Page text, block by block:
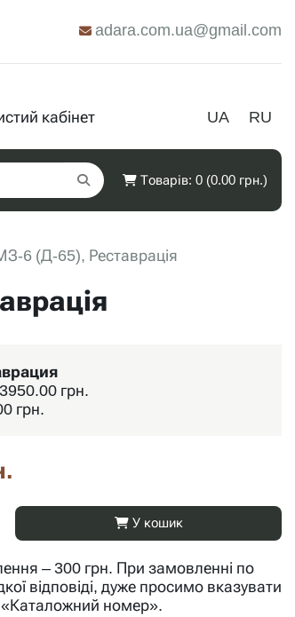
adara.com.ua@gmail.com
UA RU
кабінет
Товарів: 0 (0.00 грн.)
6 (Д-65), Реставрація
грн.
грн.
У кошик
– 300 грн. При замовленні по
відповіді, дуже просимо вказувати
номер».